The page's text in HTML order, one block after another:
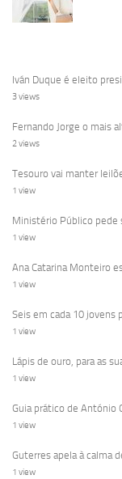
Iván Duque é eleito
3 views
Fernando Jorge o mais
2 views
Tesouro vai manter
1 view
Ministério Público pede
1 view
Ana Catarina Monteiro
1 view
Seis em cada 10 jovens
1 view
Lápis de ouro, para as
1 view
Guia prático de António
1 view
Guterres apela à calma
1 view